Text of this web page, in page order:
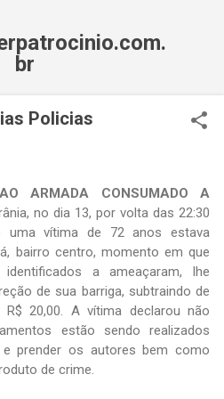
br
Policias
ARMADA CONSUMADO A
no dia 13, por volta das 22:30
uma vítima de 72 anos estava
bairro centro, momento em que
a ameaçaram, lhe
de sua barriga, subtraindo de
20,00. A vítima declarou não
estão sendo realizados
prender os autores bem como
de crime.